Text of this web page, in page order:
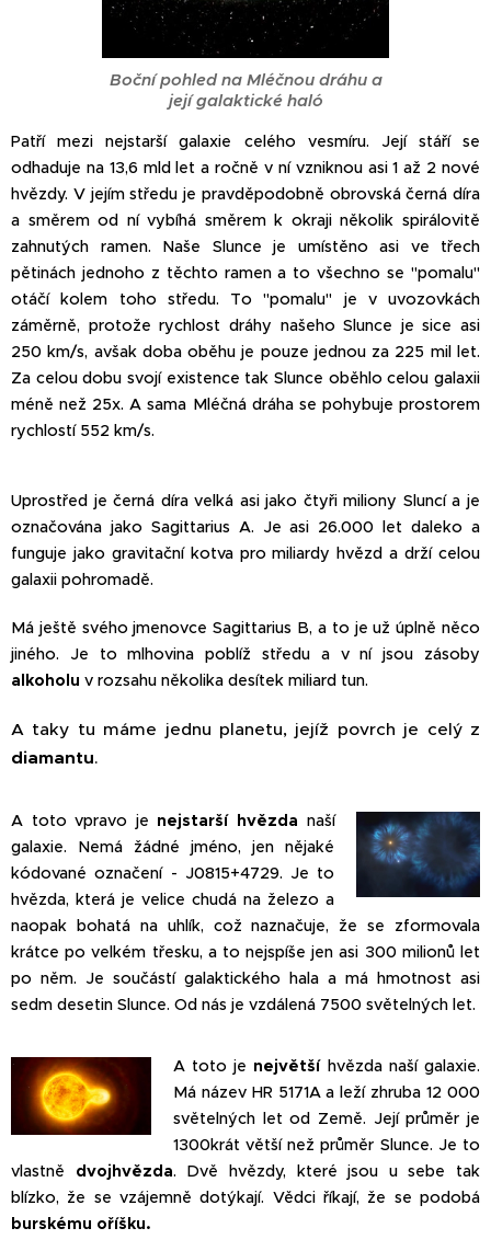
Boční pohled na Mléčnou dráhu a
její galaktické haló
Patří mezi nejstarší galaxie celého vesmíru. Její stáří se
odhaduje na 13,6 mld let a ročně v ní vzniknou asi 1 až 2 nové
hvězdy. V jejím středu je pravděpodobně obrovská černá díra
a směrem od ní vybíhá směrem k okraji několik spirálovitě
zahnutých ramen. Naše Slunce je umístěno asi ve třech
pětinách jednoho z těchto ramen a to všechno se "pomalu"
otáčí kolem toho středu. To "pomalu" je v uvozovkách
záměrně, protože rychlost dráhy našeho Slunce je sice asi
250 km/s, avšak doba oběhu je pouze jednou za 225 mil let.
Za celou dobu svojí existence tak Slunce oběhlo celou galaxii
méně než 25x. A sama Mléčná dráha se pohybuje prostorem
rychlostí 552 km/s.
Uprostřed je černá díra velká asi jako čtyři miliony Sluncí a je
označována jako Sagittarius A. Je asi 26.000 let daleko a
funguje jako gravitační kotva pro miliardy hvězd a drží celou
galaxii pohromadě.
Má ještě svého jmenovce Sagittarius B, a to je už úplně něco
jiného. Je to mlhovina poblíž středu a v ní jsou zásoby
alkoholu v rozsahu několika desítek miliard tun.
A taky tu máme jednu planetu, jejíž povrch je celý z
diamantu.
A toto vpravo je nejstarší hvězda naší
galaxie. Nemá žádné jméno, jen nějaké
kódované označení - J0815+4729. Je to
hvězda, která je velice chudá na železo a
naopak bohatá na uhlík, což naznačuje, že se zformovala
krátce po velkém třesku, a to nejspíše jen asi 300 milionů let
po něm. Je součástí galaktického hala a má hmotnost asi
sedm desetin Slunce. Od nás je vzdálená 7500 světelných let.
A toto je největšíhvězda naší galaxie.
Má název HR 5171A a leží zhruba 12 000
světelných let od Země. Její průměr je
1300krát větší než průměr Slunce. Je to
vlastně dvojhvězda. Dvě hvězdy, které jsou u sebe tak
blízko, že se vzájemně dotýkají. Vědci říkají, že se podobá
burskému oříšku.